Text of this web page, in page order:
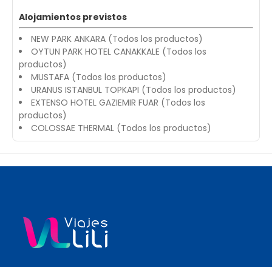
Alojamientos previstos
NEW PARK ANKARA (Todos los productos)
OYTUN PARK HOTEL CANAKKALE (Todos los
productos)
MUSTAFA (Todos los productos)
URANUS ISTANBUL TOPKAPI (Todos los productos)
EXTENSO HOTEL GAZIEMIR FUAR (Todos los
productos)
COLOSSAE THERMAL (Todos los productos)